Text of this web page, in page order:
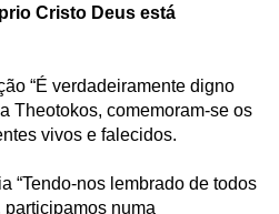
Cristo Deus está
“É verdadeiramente digno
Theotokos, comemoram-se os
vivos e falecidos.
“Tendo-nos lembrado de todos
numa